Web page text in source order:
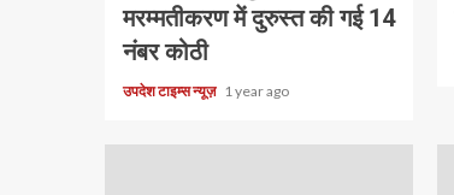
मरम्मतीकरण में दुरुस्त की गई 14
नंबर कोठी
उपदेश टाइम्स न्यूज़ 1 year ago